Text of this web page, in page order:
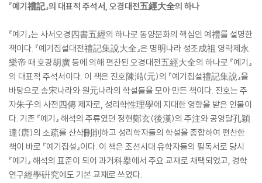
『예기禮記』의 대표적 주석서, 오경대전五經大全의 하나
『예기』는 사서오경四書五經의 하나로 동양문화의 핵심인 예禮를 설명한
책이다. 『예기집설대전禮記集說大全』은 명明나라 성조成祖 영락제永
樂帝 때 호광胡廣 등에 의해 편찬된 오경대전五經大全의 하나로 『예기』
의 대표적 주석서이다. 이 책은 진호陳澔(元)의 『예기집설禮記集說』을
바탕으로 송宋나라와 원元나라의 학설들을 모아 만든 책이다. 진호는 주
자朱子의 사전四傳 제자로, 성리학性理學에 지대한 영향을 받은 인물이
다. 기존 『예기』 해석의 주류였던 정현鄭玄(後漢)의 주注와 공영달孔穎
達(唐)의 소疏를 산삭刪削하고 성리학자들의 학설을 종합하여 편찬한
책이 바로 『예기집설』이다. 이 책은 조선시대 유학자들의 필독서로 당시
『예기』 해석의 표준이 되어 과거科擧에서 주요 교재로 채택되었고, 경학
연구經學硏究에도 기본 교재로 쓰였다.